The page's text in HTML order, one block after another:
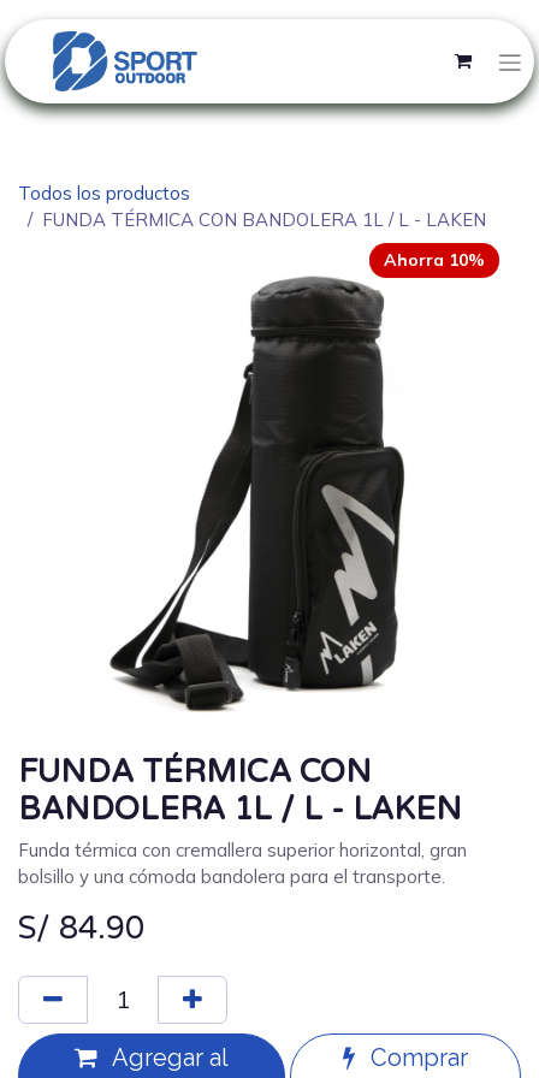
Todos los productos
FUNDA TÉRMICA CON BANDOLERA 1L / L - LAKEN
Ahorra 10%
FUNDA TÉRMICA CON
BANDOLERA 1L / L - LAKEN
Funda térmica con cremallera superior horizontal, gran
bolsillo y una cómoda bandolera para el transporte.
S/ 84.90
Agregar al Comprar